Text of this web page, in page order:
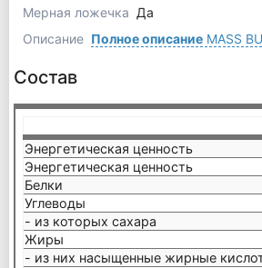
Мерная ложечка Да
Описание Полное описаниеMASS
Состав
Энергетическая ценность
Энергетическая ценность
Белки
Углеводы
- из которых сахара
Жиры
- из них насыщенные жирные